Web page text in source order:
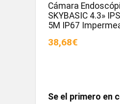
Cámara
SKYBASIC 4.3»
5M IP67
38,68€
Se el primero en